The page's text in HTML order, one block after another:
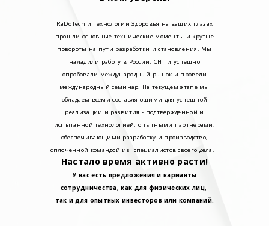
RaDoTech и Технологии Здоровья на ваших глазах
прошли основные технические моменты и крутые
повороты на пути разработки и становления. Мы
наладили работу в России, СНГ и успешно
опробовали международный рынок и провели
международный семинар. На текущем этапе мы
обладаем всеми составляющими для успешной
реализации и развития - подтвержденной и
испытанной технологией, опытными партнерами,
обеспечивающими разработку и производство,
сплоченной командой из специалистов своего дела.
Настало время активно расти!
У нас есть предложения и варианты
сотрудничества, как для физических лиц,
так и для опытных инвесторов или компаний.